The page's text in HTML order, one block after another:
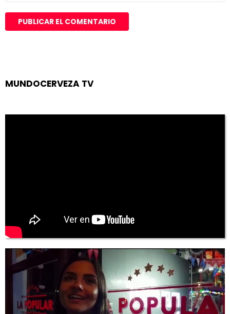
MUNDOCERVEZA TV